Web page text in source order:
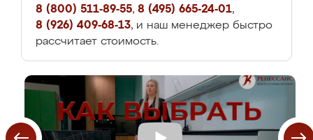
8 (800) 511-89-55, 8 (495) 665-24-01,
8 (926) 409-68-13, и наш менеджер быстро
рассчитает стоимость.